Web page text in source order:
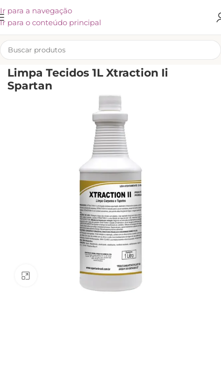
Ir para a navegação
Ir para o conteúdo principal
INÍCIO/SPARTAN/CARPETE, TAPEÇARIAS E ESTOFADOS
Limpa Tecidos 1L Xtraction Ii
Spartan
Clique para ampliar